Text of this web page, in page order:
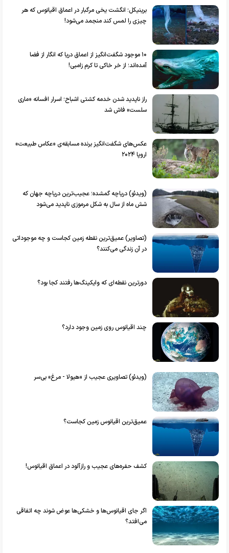
برینیکل؛ انگشت یخی مرگبار در اعماق اقیانوس که هر
چیزی را لمس کند منجمد می‌شود!
۱۰ موجود شگفت‌انگیز از اعماق دریا که انگار از فضا
آمده‌اند؛ از خر خاکی تا کرم زامبی!
راز ناپدید شدن خدمه کشتی اشباح؛ اسرار افسانه «ماری
سلست» فاش شد
عکس‌های شگفت‌انگیز برنده مسابقه‌ی «عکاس طبیعت»
اروپا ۲۰۲۴
(ویدئو) دریاچه گمشده؛ عجیب‌ترین دریاچه جهان که
شش ماه از سال به شکل مرموزی ناپدید می‌شود
(تصاویر) عمیق‌ترین نقطه زمین کجاست و چه موجوداتی
در آن زندگی می‌کنند؟
دورترین نقطه‌ای که وایکینگ‌ها رفتند کجا بود؟
چند اقیانوس روی زمین وجود دارد؟
(ویدئو) تصاویری عجیب از «هیولا - مرغ» بی‌سر
عمیق‌ترین اقیانوس زمین کجاست؟
کشف حفره‌های عجیب و رازآلود در اعماق اقیانوس!
اگر جای اقیانوس‌ها و خشکی‌ها عوض شوند چه اتفاقی
می‌افتد؟